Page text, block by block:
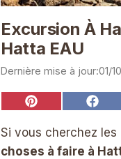
Excursion À
Hatta EAU
01/
Share
Pinterest
Share
Si vous cherchez les
choses à faire à